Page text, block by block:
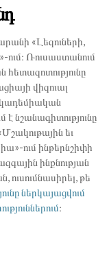
«Լեզուների,
ում։ Ռուսաստանում
վիզուալ
է նշանագիտությունը
եւ
ում ինթերնշիփի
ինքնության
ուսումնասիրել, թե
ներկայացվում
։